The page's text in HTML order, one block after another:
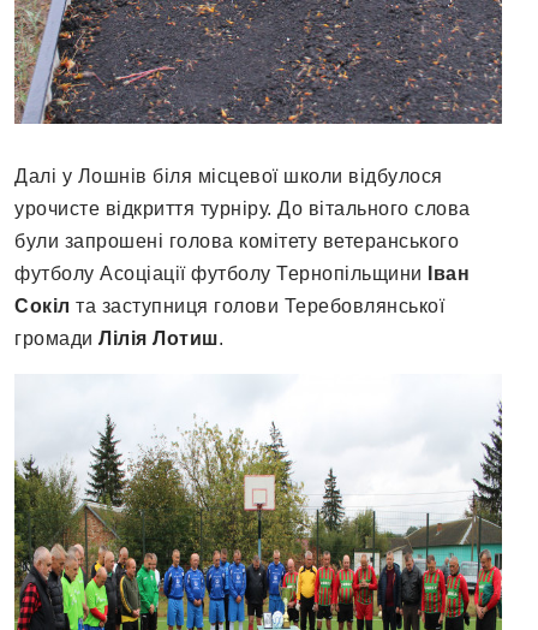
Далі у Лошнів біля місцевої школи відбулося
урочисте відкриття турніру. До вітального слова
були запрошені голова комітету ветеранського
футболу Асоціації футболу Тернопільщини
Іван
Сокіл та заступниця голови Теребовлянської
громади Лілія Лотиш.